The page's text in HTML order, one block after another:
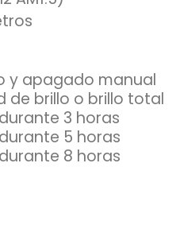
y apagado manual
de brillo o brillo total
3 horas
5 horas
8 horas